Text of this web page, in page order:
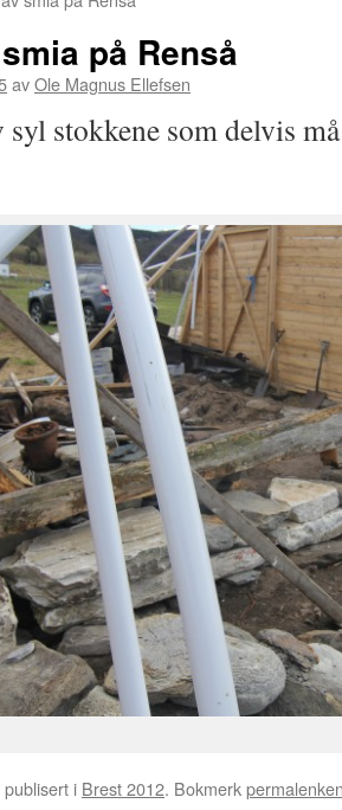
på Renså
avOle Magnus Ellefsen
syl stokkene som delvis
i Brest 2012. Bokmerk